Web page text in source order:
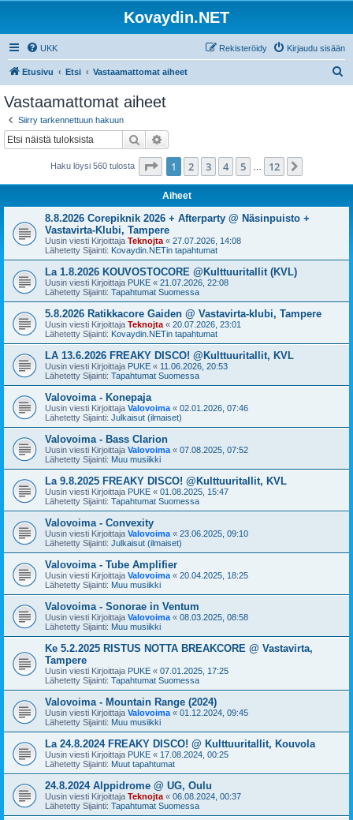
Kovaydin.NET
UKK Kirjaudu sisään
Rekisteröidy
Etusivu Etsi Vastaamattomat aiheet
Vastaamattomat aiheet
Siirry tarkennettuun hakuun
Etsi
Haku löysi 560 tulosta Sivu /12
1 2 3 4 5 12
Aiheet
8.8.2026 Corepiknik 2026 + Afterparty @ Näsinpuisto +
Vastavirta-Klubi, Tampere
Uusin viesti Kirjoittaja Teknojta « 27.07.2026, 14:08
Lähetetty Sijainti: Kovaydin.NETin tapahtumat
La 1.8.2026 KOUVOSTOCORE @Kulttuuritallit (KVL)
Uusin viesti Kirjoittaja PUKE « 21.07.2026, 22:08
Lähetetty Sijainti: Tapahtumat Suomessa
5.8.2026 Ratikkacore Gaiden @ Vastavirta-klubi, Tampere
Uusin viesti Kirjoittaja Teknojta « 20.07.2026, 23:01
Lähetetty Sijainti: Kovaydin.NETin tapahtumat
LA 13.6.2026 FREAKY DISCO! @Kulttuuritallit, KVL
Uusin viesti Kirjoittaja PUKE « 11.06.2026, 20:53
Lähetetty Sijainti: Tapahtumat Suomessa
Valovoima - Konepaja
Uusin viesti Kirjoittaja Valovoima « 02.01.2026, 07:46
Lähetetty Sijainti: Julkaisut (ilmaiset)
Valovoima - Bass Clarion
Uusin viesti Kirjoittaja Valovoima « 07.08.2025, 07:52
Lähetetty Sijainti: Muu musiikki
La 9.8.2025 FREAKY DISCO! @Kulttuuritallit, KVL
Uusin viesti Kirjoittaja PUKE « 01.08.2025, 15:47
Lähetetty Sijainti: Tapahtumat Suomessa
Valovoima - Convexity
Uusin viesti Kirjoittaja Valovoima « 23.06.2025, 09:10
Lähetetty Sijainti: Julkaisut (ilmaiset)
Valovoima - Tube Amplifier
Uusin viesti Kirjoittaja Valovoima « 20.04.2025, 18:25
Lähetetty Sijainti: Muu musiikki
Valovoima - Sonorae in Ventum
Uusin viesti Kirjoittaja Valovoima « 08.03.2025, 08:58
Lähetetty Sijainti: Muu musiikki
Ke 5.2.2025 RISTUS NOTTA BREAKCORE @ Vastavirta,
Tampere
Uusin viesti Kirjoittaja PUKE « 07.01.2025, 17:25
Lähetetty Sijainti: Tapahtumat Suomessa
Valovoima - Mountain Range (2024)
Uusin viesti Kirjoittaja Valovoima « 01.12.2024, 09:45
Lähetetty Sijainti: Muu musiikki
La 24.8.2024 FREAKY DISCO! @ Kulttuuritallit, Kouvola
Uusin viesti Kirjoittaja PUKE « 17.08.2024, 00:25
Lähetetty Sijainti: Muut tapahtumat
24.8.2024 Alppidrome @ UG, Oulu
Uusin viesti Kirjoittaja Teknojta « 06.08.2024, 00:37
Lähetetty Sijainti: Tapahtumat Suomessa